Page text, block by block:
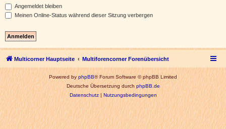
Angemeldet bleiben
Meinen Online-Status während dieser Sitzung verbergen
Multicorner Hauptseite Multiforencorner Forenübersicht
Powered byphpBB® Forum Software © phpBB Limited
Deutsche Übersetzung durchphpBB.de
Datenschutz| Nutzungsbedingungen